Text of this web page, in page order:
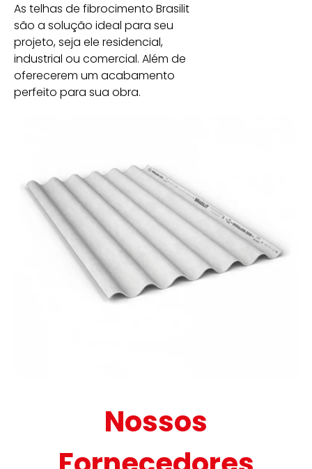
As telhas de fibrocimento Brasilit
são a solução ideal para seu
projeto, seja ele residencial,
industrial ou comercial. Além de
oferecerem um acabamento
perfeito para sua obra.
Nossos